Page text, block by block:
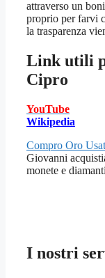
attraverso un
proprio per farvi
la trasparenza
Link utili
Cipro
YouTube
Wikipedia
Compro Oro
Giovanni
monete e
I nostri